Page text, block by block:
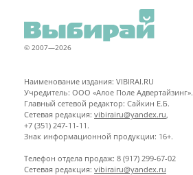
© 2007—2026
Наименование издания: VIBIRAI.RU
Учредитель: ООО «Алое Поле Адвертайзинг».
Главный сетевой редактор: Сайкин Е.Б.
Сетевая редакция: vibirairu@yandex.ru
+7 (351) 247-11-11.
Знак информационной продукции: 16+.
Телефон отдела продаж: 8 (917) 299-67-02
Сетевая редакция: vibirairu@yandex.ru